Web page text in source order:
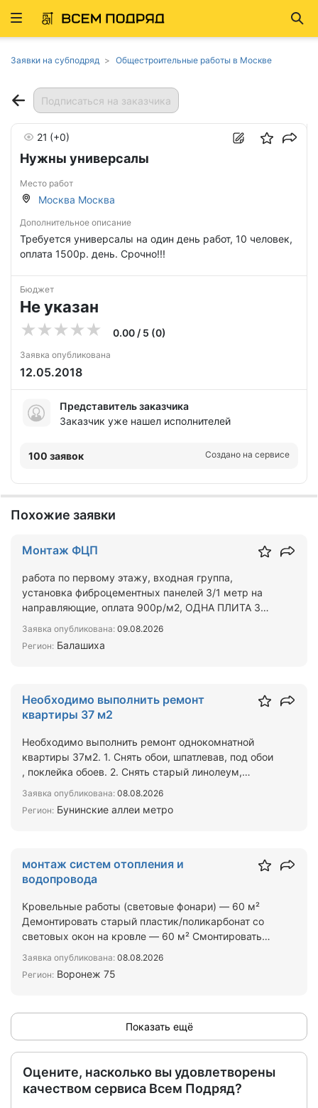
Развернуть
Заявки на субподряд Общестроительные работы в Москве
Подписаться на заказчика
Нужны универсалы
21 (+0)
Место работ
Москва Москва
Дополнительное описание
Требуется универсалы на один день работ, 10 человек,
оплата 1500р. день. Срочно!!!
Бюджет
Не указан
0.00 / 5 (0)
Заявка опубликована
12.05.2018
Представитель заказчика
Заказчик уже нашел исполнителей
100 заявок Создано на сервисе
Похожие заявки
Монтаж ФЦП
работа по первому этажу, входная группа,
установка фиброцементных панелей 3/1 метр на
направляющие, оплата 900р/м2, ОДНА ПЛИТА 3
Заявка опубликована: 09.08.2026
Регион: Балашиха
Необходимо выполнить ремонт
квартиры 37 м2
Необходимо выполнить ремонт однокомнатной
квартиры 37м2. 1. Снять обои, шпатлевав, под обои
, поклейка обоев. 2. Снять старый линолеум,
Заявка опубликована: 08.08.2026
Регион: Бунинские аллеи метро
монтаж систем отопления и
водопровода
Кровельные работы (световые фонари) — 60 м²
Демонтировать старый пластик/поликарбонат со
световых окон на кровле — 60 м² Смонтировать
Заявка опубликована: 08.08.2026
Регион: Воронеж 75
Показать ещё
Оцените, насколько вы удовлетворены
качеством сервиса Всем Подряд?